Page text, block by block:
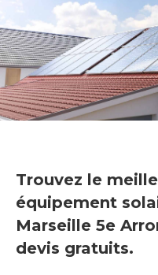
Trouvez le
équipement
Marseille 5e
devis gratuits.